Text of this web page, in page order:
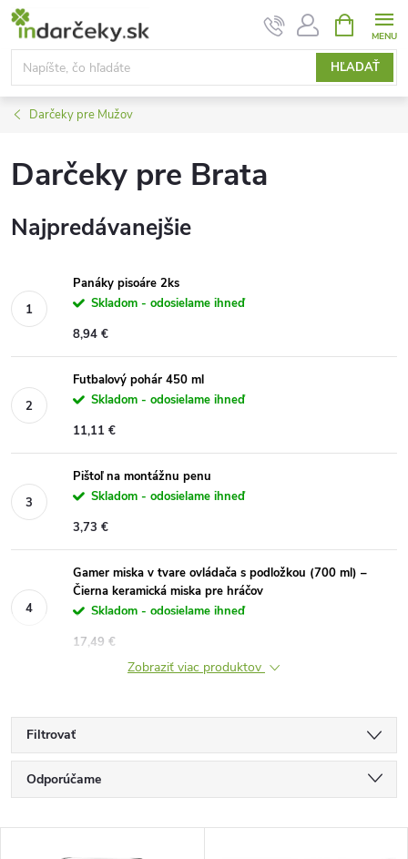
Prejsť
obsah
HĽADAŤ
KOŠÍK
Darčeky pre Mužov
Darčeky pre Brata
Najpredávanejšie
Panáky pisoáre 2ks
Skladom - odosielame ihneď
8,94 €
Futbalový pohár 450 ml
Skladom - odosielame ihneď
11,11 €
Pištoľ na montážnu penu
Skladom - odosielame ihneď
3,73 €
Gamer miska v tvare ovládača s podložkou (700 ml) –
Čierna keramická miska pre hráčov
Skladom - odosielame ihneď
17,49 €
Zobraziť viac produktov
Filtrovať
R
a
Odporúčame